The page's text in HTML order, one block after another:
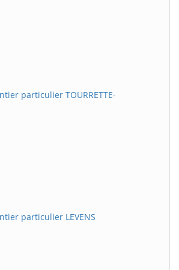
particulier TOURRETTE-
particulier LEVENS